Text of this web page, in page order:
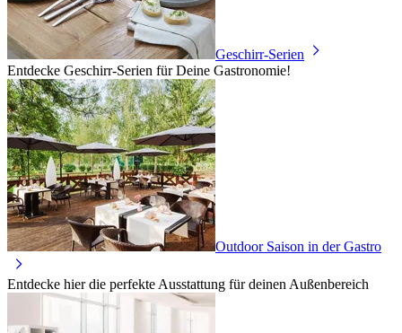
Geschirr-Serien
Entdecke Geschirr-Serien für Deine Gastronomie!
Outdoor Saison in der Gastro
Entdecke hier die perfekte Ausstattung für deinen Außenbereich